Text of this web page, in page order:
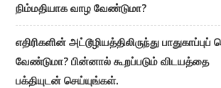
நிம்மதியாக வாழ வேண்டுமா?
எதிரிகளின் அட்டூழியத்திலிருந்து பாதுகாப்புப்
வேண்டுமா? பின்னால் கூறப்படும் விடயத்தை
பக்தியுடன் செய்யுங்கள்.